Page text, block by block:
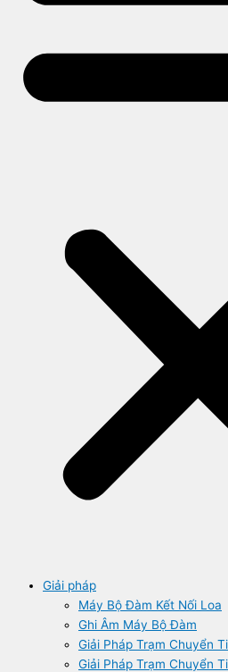
Giải pháp
Máy Bộ Đàm Kết Nối Loa
Ghi Âm Máy Bộ Đàm
Giải Pháp Trạm Chuyển
Giải Pháp Trạm Chuyển